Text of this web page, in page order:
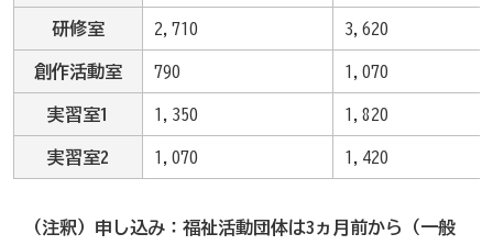
研修室 2,710 3,620
創作活動室 790 1,070
実習室1 1,350 1,820
実習室2 1,070 1,420
（注釈）申し込み：福祉活動団体は3ヵ月前から（一般